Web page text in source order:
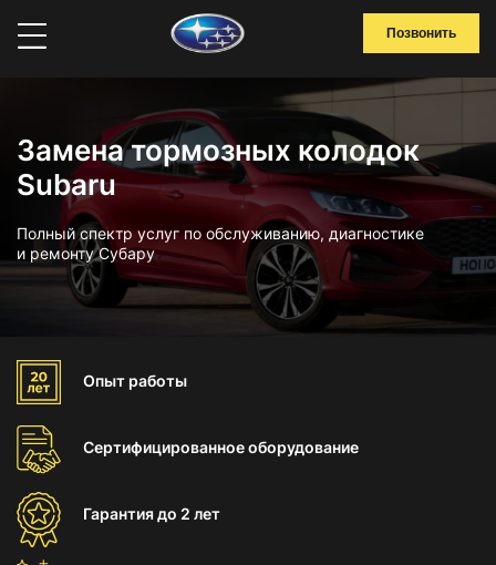
Позвонить
Замена тормозных колодок
Subaru
Полный спектр услуг по обслуживанию, диагностике
и ремонту Субару
Опыт работы
Сертифицированноеоборудование
Гарантиядо 2 лет